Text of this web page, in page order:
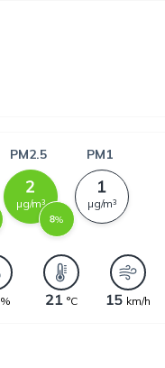
PM2.5
µg/m³
%
PM1
µg/m³
% °C km/h